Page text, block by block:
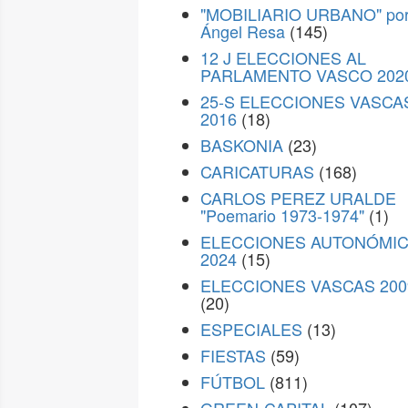
"MOBILIARIO URBANO"
Ángel Resa (145)
12 J ELECCIONES AL
PARLAMENTO VASCO
25-S ELECCIONES
2016 (18)
BASKONIA (23)
CARICATURAS (168)
CARLOS PEREZ URALDE
"Poemario 1973-1974" (1)
ELECCIONES
2024 (15)
ELECCIONES VASCAS
(20)
ESPECIALES (13)
FIESTAS (59)
FÚTBOL (811)